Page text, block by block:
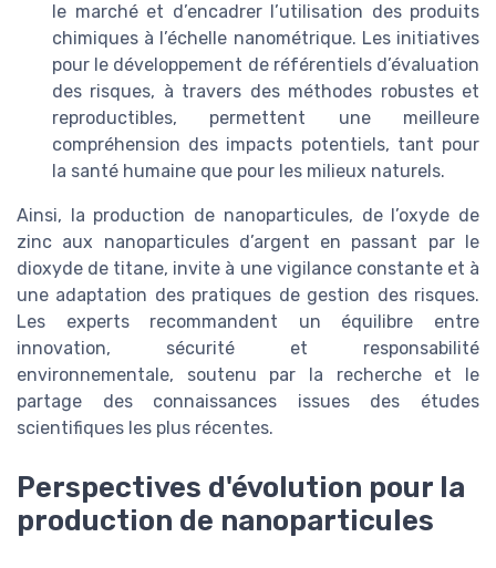
le marché et d’encadrer l’utilisation des produits
chimiques à l’échelle nanométrique. Les initiatives
pour le développement de référentiels d’évaluation
des risques, à travers des méthodes robustes et
reproductibles, permettent une meilleure
compréhension des impacts potentiels, tant pour
la santé humaine que pour les milieux naturels.
Ainsi, la production de nanoparticules, de l’oxyde de
zinc aux nanoparticules d’argent en passant par le
dioxyde de titane, invite à une vigilance constante et à
une adaptation des pratiques de gestion des risques.
Les experts recommandent un équilibre entre
innovation, sécurité et responsabilité
environnementale, soutenu par la recherche et le
partage des connaissances issues des études
scientifiques les plus récentes.
Perspectives d'évolution pour la
production de nanoparticules